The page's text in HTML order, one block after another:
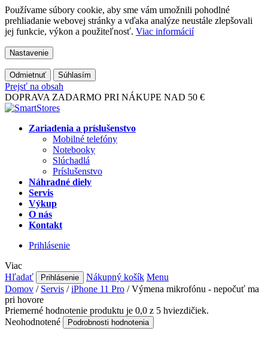
Používame súbory cookie, aby sme vám umožnili pohodlné
prehliadanie webovej stránky a vďaka analýze neustále zlepšovali
jej funkcie, výkon a použiteľnosť. Viac informácií
Nastavenie
Odmietnuť Súhlasím
Prejsť na obsah
DOPRAVA ZADARMO PRI NÁKUPE NAD 50 €
Zariadenia a príslušenstvo
Mobilné telefóny
Notebooky
Slúchadlá
Príslušenstvo
Náhradné diely
Servis
Výkup
O nás
Kontakt
Prihlásenie
Viac
Hľadať
Prihlásenie Nákupný košík Menu
Domov / Servis / iPhone 11 Pro / Výmena mikrofónu - nepočuť ma
pri hovore
Priemerné hodnotenie produktu je 0,0 z 5 hviezdičiek.
Neohodnotené
Podrobnosti hodnotenia